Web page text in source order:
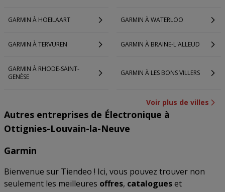
GARMIN À HOEILAART GARMIN À WATERLOO
GARMIN À TERVUREN GARMIN À BRAINE-L'ALLEUD
GARMIN À RHODE-SAINT-
GENÈSE
GARMIN À LES BONS VILLERS
Voir plus de villes
Autres entreprises de Électronique à
Ottignies-Louvain-la-Neuve
Garmin
Bienvenue sur Tiendeo ! Ici, vous pouvez trouver non
seulement les meilleures offres, catalogueset